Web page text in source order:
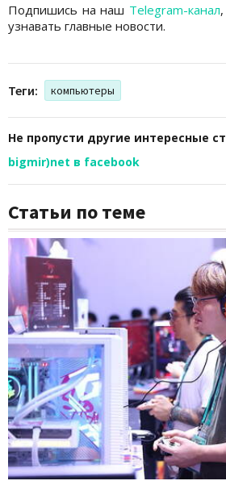
Подпишись на наш Telegram-канал
узнавать главные новости.
Теги: компьютеры
Не пропусти другие интересные
bigmir)net в facebook
Статьи по теме